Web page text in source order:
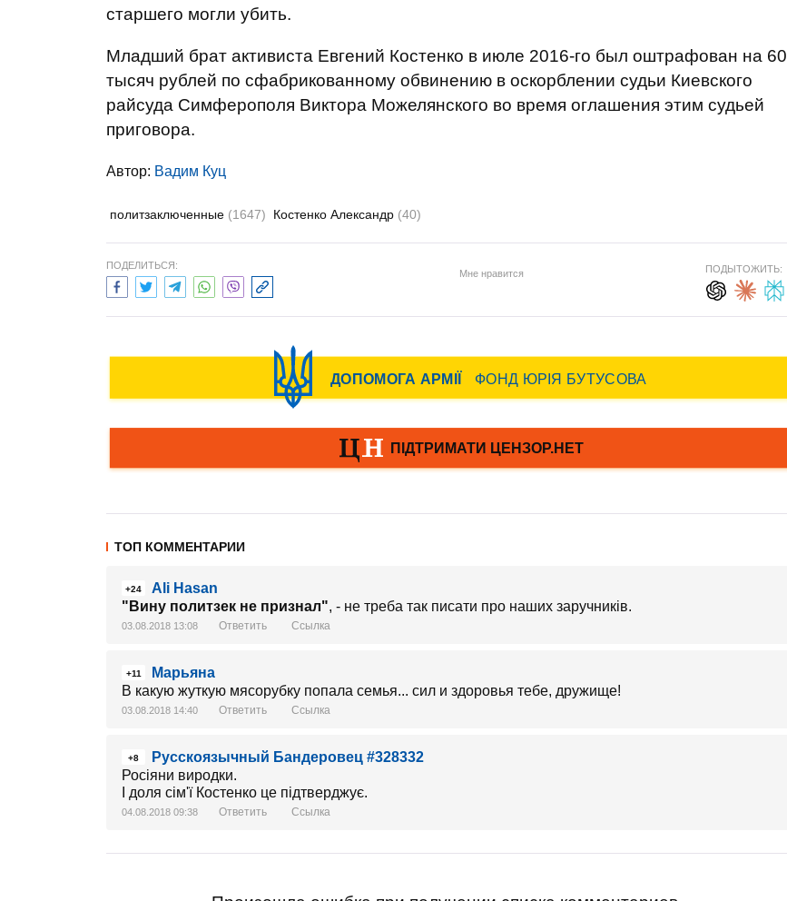
старшего могли убить.
Младший брат активиста Евгений Костенко в июле 2016-го был оштрафован на 60
тысяч рублей по сфабрикованному обвинению в оскорблении судьи Киевского
райсуда Симферополя Виктора Можелянского во время оглашения этим судьей
приговора.
Автор: Вадим Куц
политзаключенные (1647) Костенко Александр (40)
ПОДЕЛИТЬСЯ:
Мне нравится ПОДЫТОЖИТЬ:
ТОП КОММЕНТАРИИ
+24
Ali Hasan
"Вину политзек не признал", - не треба так писати про наших заручників.
03.08.2018 13:08 Ответить Ссылка
+11
Марьяна
В какую жуткую мясорубку попала семья... сил и здоровья тебе, дружище!
03.08.2018 14:40 Ответить Ссылка
+8
Русскоязычный Бандеровец #328332
Росіяни виродки.
І доля сім'ї Костенко це підтверджує.
04.08.2018 09:38 Ответить Ссылка